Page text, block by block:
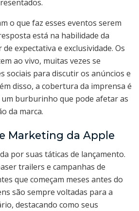
o que faz esses eventos serem
está na habilidade da
expectativa e exclusividade. Os
ao vivo, muitas vezes se
sociais para discutir os anúncios e
disso, a cobertura da imprensa é
burburinho que pode afetar as
da marca.
Marketing da Apple
por suas táticas de lançamento.
trailers e campanhas de
que começam meses antes do
são sempre voltadas para a
destacando como seus